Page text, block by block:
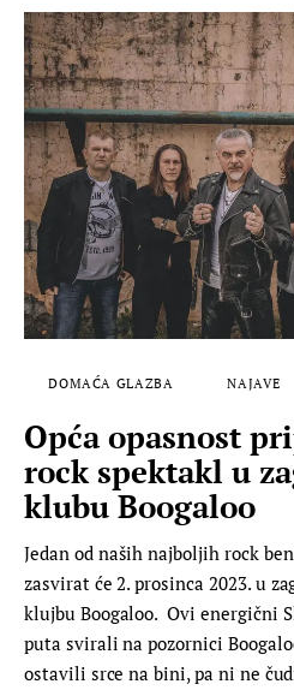
DOMAĆA GLAZBA NAJAVE
Opća opasnost
rock spektakl u
klubu Boogaloo
Jedan od naših najboljih rock
zasvirat će 2. prosinca 2023. u
klujbu Boogaloo. Ovi energični
puta svirali na pozornici
ostavili srce na bini, pa ni ne